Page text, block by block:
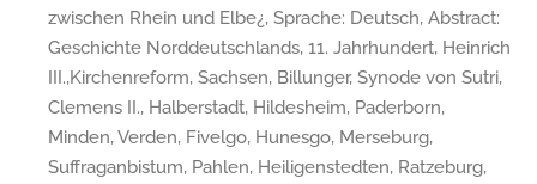
zwischen Rhein und Elbe¿, Sprache: Deutsch, Abstract:
Geschichte Norddeutschlands, 11. Jahrhundert, Heinrich
III.,Kirchenreform, Sachsen, Billunger, Synode von Sutri,
Clemens II., Halberstadt, Hildesheim, Paderborn,
Minden, Verden, Fivelgo, Hunesgo, Merseburg,
Suffraganbistum, Pahlen, Heiligenstedten, Ratzeburg,